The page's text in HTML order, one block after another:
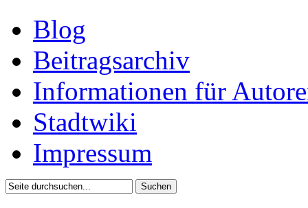
Blog
Beitragsarchiv
Informationen für
Stadtwiki
Impressum